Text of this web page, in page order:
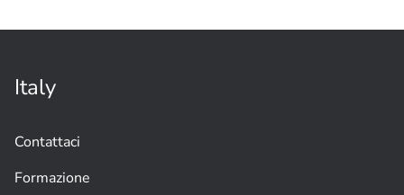
Italy
Contattaci
Formazione